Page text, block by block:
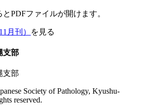
PDFファイルが開けます。
月刊） を見る
支部
支部
Society of Pathology, Kyushu-
reserved.